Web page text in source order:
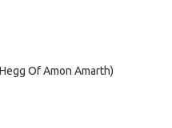
Of Amon Amarth)